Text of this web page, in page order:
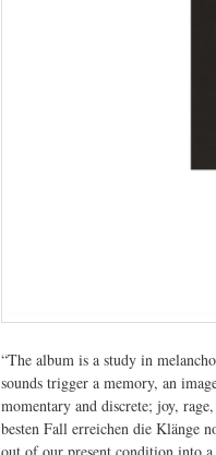
“The album is a study in
sounds trigger a memory, an
momentary and discrete; joy,
besten Fall erreichen die Klänge